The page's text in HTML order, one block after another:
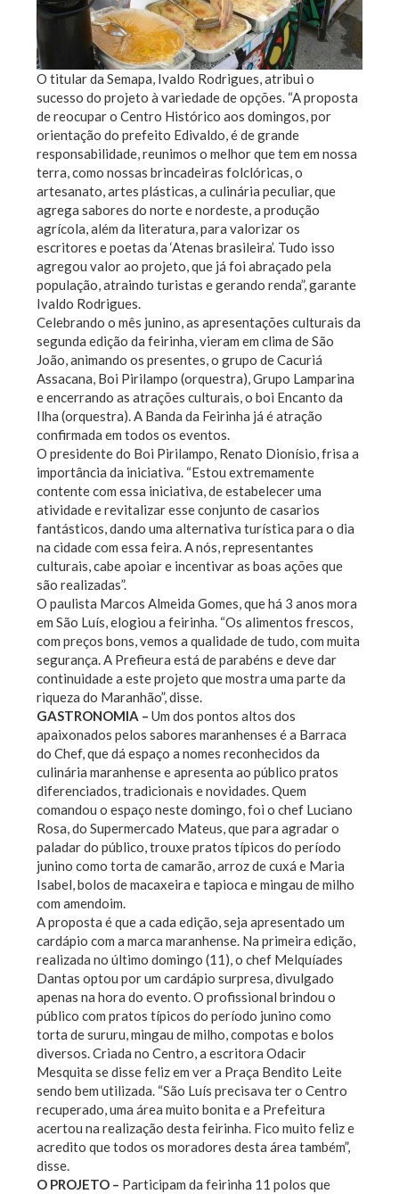
O titular da Semapa, Ivaldo Rodrigues, atribui o
sucesso do projeto à variedade de opções. “A proposta
de reocupar o Centro Histórico aos domingos, por
orientação do prefeito Edivaldo, é de grande
responsabilidade, reunimos o melhor que tem em nossa
terra, como nossas brincadeiras folclóricas, o
artesanato, artes plásticas, a culinária peculiar, que
agrega sabores do norte e nordeste, a produção
agrícola, além da literatura, para valorizar os
escritores e poetas da ‘Atenas brasileira’. Tudo isso
agregou valor ao projeto, que já foi abraçado pela
população, atraindo turistas e gerando renda”, garante
Ivaldo Rodrigues.
Celebrando o mês junino, as apresentações culturais da
segunda edição da feirinha, vieram em clima de São
João, animando os presentes, o grupo de Cacuriá
Assacana, Boi Pirilampo (orquestra), Grupo Lamparina
e encerrando as atrações culturais, o boi Encanto da
Ilha (orquestra). A Banda da Feirinha já é atração
confirmada em todos os eventos.
O presidente do Boi Pirilampo, Renato Dionísio, frisa a
importância da iniciativa. “Estou extremamente
contente com essa iniciativa, de estabelecer uma
atividade e revitalizar esse conjunto de casarios
fantásticos, dando uma alternativa turística para o dia
na cidade com essa feira. A nós, representantes
culturais, cabe apoiar e incentivar as boas ações que
são realizadas”.
O paulista Marcos Almeida Gomes, que há 3 anos mora
em São Luís, elogiou a feirinha. “Os alimentos frescos,
com preços bons, vemos a qualidade de tudo, com muita
segurança. A Prefieura está de parabéns e deve dar
continuidade a este projeto que mostra uma parte da
riqueza do Maranhão”, disse.
GASTRONOMIA – Um dos pontos altos dos
apaixonados pelos sabores maranhenses é a Barraca
do Chef, que dá espaço a nomes reconhecidos da
culinária maranhense e apresenta ao público pratos
diferenciados, tradicionais e novidades. Quem
comandou o espaço neste domingo, foi o chef Luciano
Rosa, do Supermercado Mateus, que para agradar o
paladar do público, trouxe pratos típicos do período
junino como torta de camarão, arroz de cuxá e Maria
Isabel, bolos de macaxeira e tapioca e mingau de milho
com amendoim.
A proposta é que a cada edição, seja apresentado um
cardápio com a marca maranhense. Na primeira edição,
realizada no último domingo (11), o chef Melquíades
Dantas optou por um cardápio surpresa, divulgado
apenas na hora do evento. O profissional brindou o
público com pratos típicos do período junino como
torta de sururu, mingau de milho, compotas e bolos
diversos. Criada no Centro, a escritora Odacir
Mesquita se disse feliz em ver a Praça Bendito Leite
sendo bem utilizada. “São Luís precisava ter o Centro
recuperado, uma área muito bonita e a Prefeitura
acertou na realização desta feirinha. Fico muito feliz e
acredito que todos os moradores desta área também”,
disse.
O PROJETO – Participam da feirinha 11 polos que